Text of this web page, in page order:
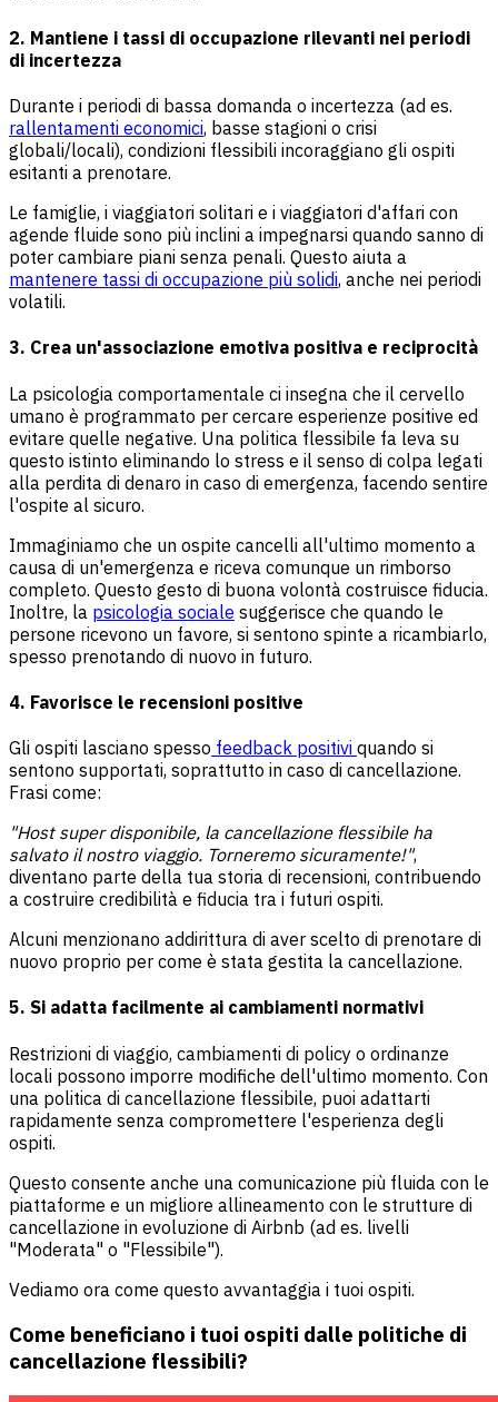
2. Mantiene i tassi di occupazione rilevanti nei periodi
di incertezza
Durante i periodi di bassa domanda o incertezza (ad es.
rallentamenti economici, basse stagioni o crisi
globali/locali), condizioni flessibili incoraggiano gli ospiti
esitanti a prenotare.
Le famiglie, i viaggiatori solitari e i viaggiatori d'affari con
agende fluide sono più inclini a impegnarsi quando sanno di
poter cambiare piani senza penali. Questo aiuta a
mantenere tassi di occupazione più solidi, anche nei periodi
volatili.
3. Crea un'associazione emotiva positiva e reciprocità
La psicologia comportamentale ci insegna che il cervello
umano è programmato per cercare esperienze positive ed
evitare quelle negative. Una politica flessibile fa leva su
questo istinto eliminando lo stress e il senso di colpa legati
alla perdita di denaro in caso di emergenza, facendo sentire
l'ospite al sicuro.
Immaginiamo che un ospite cancelli all'ultimo momento a
causa di un'emergenza e riceva comunque un rimborso
completo. Questo gesto di buona volontà costruisce fiducia.
Inoltre, la psicologia sociale suggerisce che quando le
persone ricevono un favore, si sentono spinte a ricambiarlo,
spesso prenotando di nuovo in futuro.
4. Favorisce le recensioni positive
Gli ospiti lasciano spesso feedback positivi quando si
sentono supportati, soprattutto in caso di cancellazione.
Frasi come:
"Host super disponibile, la cancellazione flessibile ha
salvato il nostro viaggio. Torneremo sicuramente!",
diventano parte della tua storia di recensioni, contribuendo
a costruire credibilità e fiducia tra i futuri ospiti.
Alcuni menzionano addirittura di aver scelto di prenotare di
nuovo proprio per come è stata gestita la cancellazione.
5. Si adatta facilmente ai cambiamenti normativi
Restrizioni di viaggio, cambiamenti di policy o ordinanze
locali possono imporre modifiche dell'ultimo momento. Con
una politica di cancellazione flessibile, puoi adattarti
rapidamente senza compromettere l'esperienza degli
ospiti.
Questo consente anche una comunicazione più fluida con le
piattaforme e un migliore allineamento con le strutture di
cancellazione in evoluzione di Airbnb (ad es. livelli
"Moderata" o "Flessibile").
Vediamo ora come questo avvantaggia i tuoi ospiti.
Come beneficiano i tuoi ospiti dalle politiche di
cancellazione flessibili?